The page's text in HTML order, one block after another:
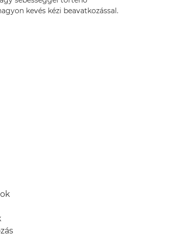
kevés kézi beavatkozással.